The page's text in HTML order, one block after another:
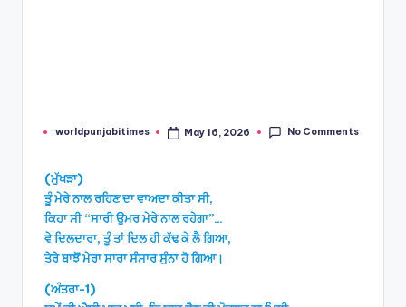
Posted
worldpunjabitimes May 16, 2026 No Comments
(ਮੁੱਖੜਾ)
ਤੂੰ ਮੇਰੇ ਨਾਲ ਰਹਿਣ ਦਾ ਵਾਅਦਾ ਕੀਤਾ ਸੀ,
ਕਿਹਾ ਸੀ “ਸਾਰੀ ਉਮਰ ਮੇਰੇ ਨਾਲ ਰਹੇਗਾ”…
ਵੇ ਦਿਲਦਾਰਾ, ਤੂੰ ਤਾਂ ਦਿਲ ਹੀ ਕੱਢ ਕੇ ਲੈ ਗਿਆ,
ਤੇਰੇ ਬਾਝੋਂ ਮੇਰਾ ਸਾਰਾ ਸੰਸਾਰ ਸੁੰਨਾ ਹੋ ਗਿਆ।
(ਅੰਤਰਾ-1)